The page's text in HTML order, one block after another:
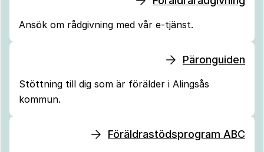
Ansök om rådgivning med vår e-tjänst.
Päronguiden
Stöttning till dig som är förälder i Alingsås
kommun.
Föräldrastödsprogram ABC